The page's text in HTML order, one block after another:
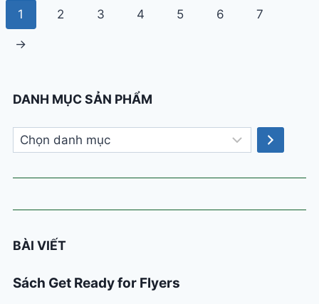
1 2 3 4 5 6 7
→
DANH MỤC SẢN PHẨM
Chọn
danh
mục
BÀI VIẾT
Sách Get Ready for Flyers